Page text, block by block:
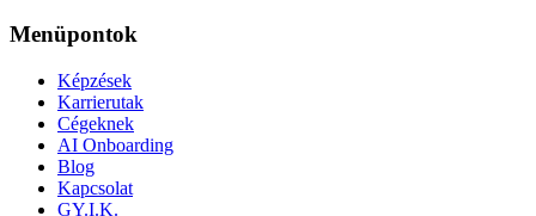
Menüpontok
Képzések
Karrierutak
Cégeknek
AI Onboarding
Blog
Kapcsolat
GY.I.K.